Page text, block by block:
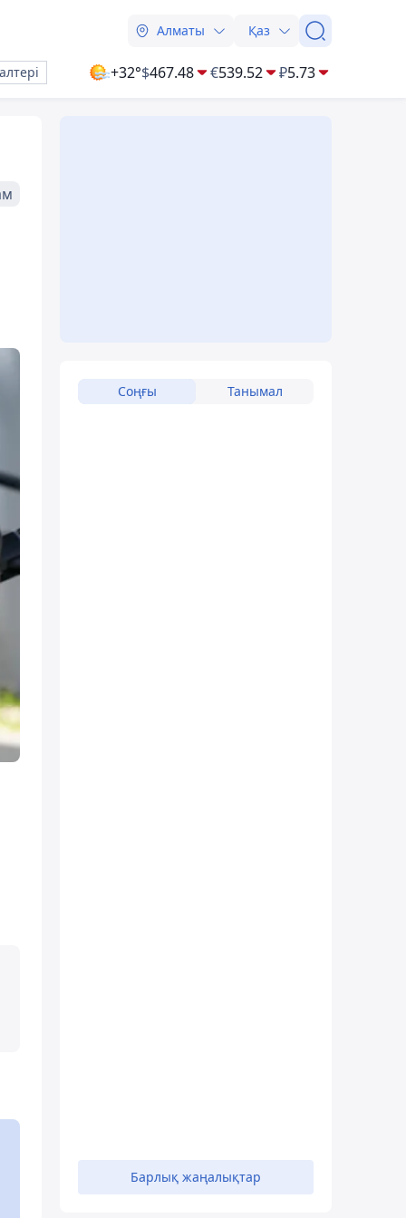
Алматы Қаз
+32°$467.48 €539.52 ₽5.73
Соңғы Танымал
Барлық жаңалықтар